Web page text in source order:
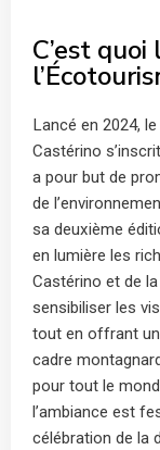
C’est
Lancé en 2024,
Castérino
a pour but de
de
sa deuxième
en lumière les
Castérino et de
sensibiliser les
tout en offrant
cadre
pour tout le
l’ambiance est
célébration de la